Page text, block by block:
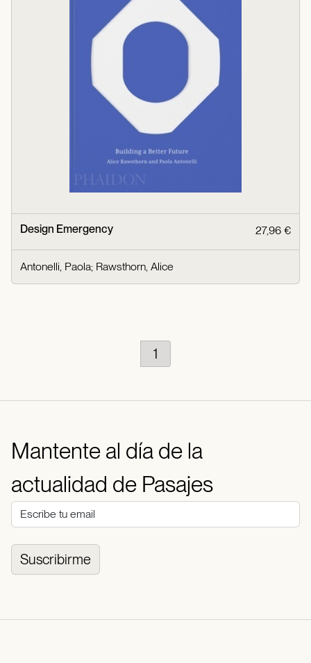
Design Emergency 27,96 €
Antonelli, Paola; Rawsthorn, Alice
1
Mantente al día de la
actualidad de Pasajes
Suscribirme